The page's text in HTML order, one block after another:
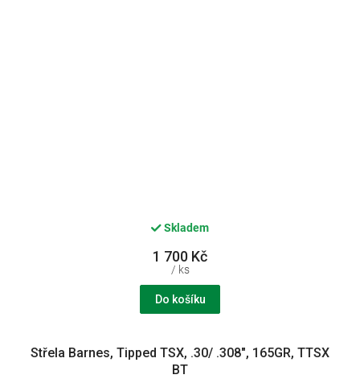
Skladem
1 700 Kč
/ ks
Do košíku
Střela Barnes, Tipped TSX, .30/ .308", 165GR, TTSX
BT